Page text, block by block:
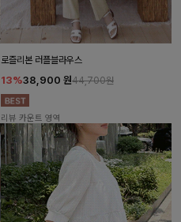
로즐리본 러플블라우스
13%38,900 원44,700원
리뷰 카운트 영역